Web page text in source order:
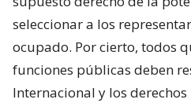
seleccionar a los
ocupado. Por cierto, todos
funciones públicas deben
Internacional y los derechos